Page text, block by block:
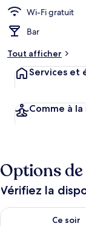
Wi-Fi gratuit
Bar
Tout afficher
Services et
Comme à la
Options
Vérifiez la
Ce soir
Vérifier la